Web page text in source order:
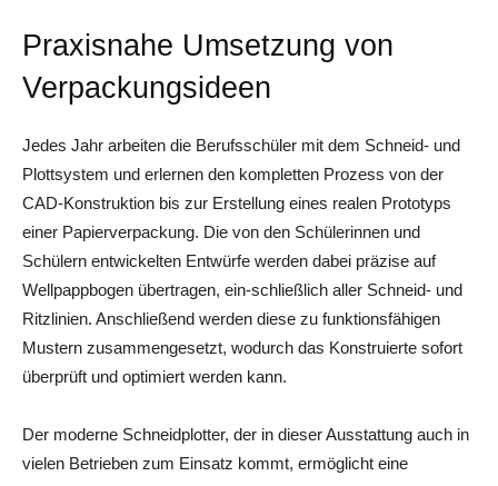
Praxisnahe Umsetzung von
Verpackungsideen
Jedes Jahr arbeiten die Berufsschüler mit dem Schneid- und
Plottsystem und erlernen den kompletten Prozess von der
CAD-Konstruktion bis zur Erstellung eines realen Prototyps
einer Papierverpackung. Die von den Schülerinnen und
Schülern entwickelten Entwürfe werden dabei präzise auf
Wellpappbogen übertragen, ein-schließlich aller Schneid- und
Ritzlinien. Anschließend werden diese zu funktionsfähigen
Mustern zusammengesetzt, wodurch das Konstruierte sofort
überprüft und optimiert werden kann.
Der moderne Schneidplotter, der in dieser Ausstattung auch in
vielen Betrieben zum Einsatz kommt, ermöglicht eine